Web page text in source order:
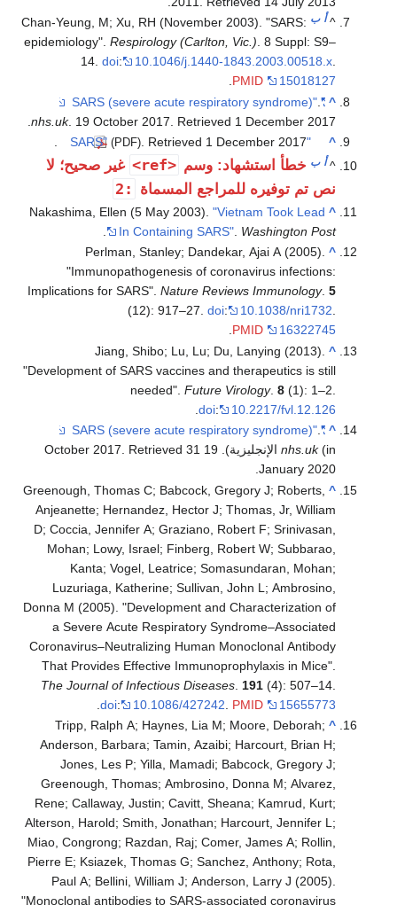
^أ ب Chan-Yeung, M; Xu, RH (November 2003). "SARS:
epidemiology".Respirology (Carlton, Vic.) . 8 Suppl: S9–
14.doi: 10.1046/j.1440-1843.2003.00518.x
PMID
15018127
.
^
"SARS (severe acute respiratory syndrome)"
.
nhs.uk . 19 October 2017 . Retrieved 1 December2017
.
^
(PDF) . Retrieved1 December2017
^أ ب خطأ استشهاد: وسم <ref>
غير صحيح؛ لا
نص تم توفيره للمراجع المسماة
:2
^
Nakashima, Ellen (5 May 2003)."Vietnam Took Lead
In Containing SARS" .Washington Post
.
^
Perlman, Stanley; Dandekar, Ajai A (2005).
"Immunopathogenesis of coronavirus infections:
Implications for SARS".Nature Reviews Immunology .5
(12): 917–27.doi: 10.1038/nri1732
PMID
16322745
.
^
Jiang, Shibo; Lu, Lu; Du, Lanying (2013).
"Development of SARS vaccines and therapeutics is still
needed".Future Virology .8(1): 1–2.
doi: 10.2217/fvl.12.126
.
^
"SARS (severe acute respiratory syndrome)"
.
nhs.uk(in الإنجليزية). 19 October 2017 . Retrieved31
January2020
.
^
Greenough, Thomas C; Babcock, Gregory J; Roberts,
Anjeanette; Hernandez, Hector J; Thomas, Jr, William
D; Coccia, Jennifer A; Graziano, Robert F; Srinivasan,
Mohan; Lowy, Israel; Finberg, Robert W; Subbarao,
Kanta; Vogel, Leatrice; Somasundaran, Mohan;
Luzuriaga, Katherine; Sullivan, John L; Ambrosino,
Donna M (2005). "Development and Characterization of
a Severe Acute Respiratory Syndrome–Associated
Coronavirus–Neutralizing Human Monoclonal Antibody
That Provides Effective Immunoprophylaxis in Mice".
The Journal of Infectious Diseases .191(4): 507–14.
doi: 10.1086/427242 .PMID 15655773
.
^
Tripp, Ralph A; Haynes, Lia M; Moore, Deborah;
Anderson, Barbara; Tamin, Azaibi; Harcourt, Brian H;
Jones, Les P; Yilla, Mamadi; Babcock, Gregory J;
Greenough, Thomas; Ambrosino, Donna M; Alvarez,
Rene; Callaway, Justin; Cavitt, Sheana; Kamrud, Kurt;
Alterson, Harold; Smith, Jonathan; Harcourt, Jennifer L;
Miao, Congrong; Razdan, Raj; Comer, James A; Rollin,
Pierre E; Ksiazek, Thomas G; Sanchez, Anthony; Rota,
Paul A; Bellini, William J; Anderson, Larry J (2005).
"Monoclonal antibodies to SARS-associated coronavirus